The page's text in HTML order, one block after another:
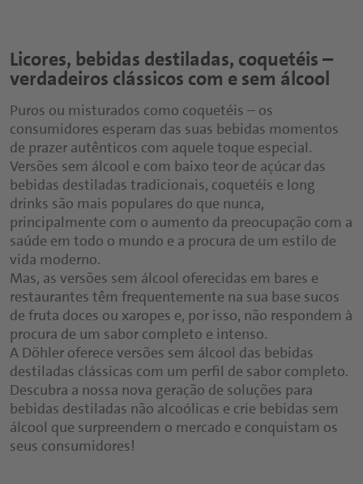
Licores, bebidas destiladas, coquetéis –
verdadeiros clássicos com e sem álcool
Puros ou misturados como coquetéis – os
consumidores esperam das suas bebidas momentos
de prazer autênticos com aquele toque especial.
Versões sem álcool e com baixo teor de açúcar das
bebidas destiladas tradicionais, coquetéis e long
drinks são mais populares do que nunca,
principalmente com o aumento da preocupação com a
saúde em todo o mundo e a procura de um estilo de
vida moderno.
Mas, as versões sem álcool oferecidas em bares e
restaurantes têm frequentemente na sua base sucos
de fruta doces ou xaropes e, por isso, não respondem à
procura de um sabor completo e intenso.
A Döhler oferece versões sem álcool das bebidas
destiladas clássicas com um perfil de sabor completo.
Descubra a nossa nova geração de soluções para
bebidas destiladas não alcoólicas e crie bebidas sem
álcool que surpreendem o mercado e conquistam os
seus consumidores!